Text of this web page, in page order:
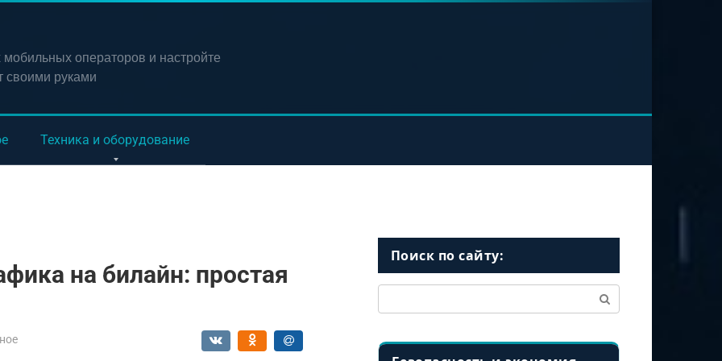
мобильных операторов и настройте
своими руками
Техника и оборудование
на билайн: простая
Поиск по сайту: